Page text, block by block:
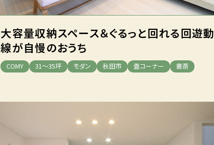
大容量収納スペース＆ぐるっと回れる回遊動
線が自慢のおうち
COMY 31～35坪 モダン 秋田市 畳コーナー 書斎